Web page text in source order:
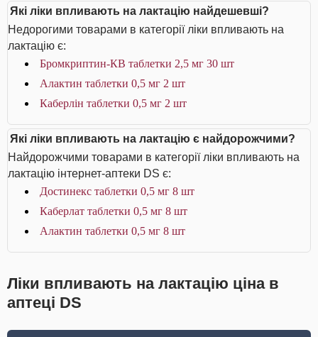
Які ліки впливають на лактацію найдешевші?
Недорогими товарами в категорії ліки впливають на
лактацію є:
Бромкриптин-КВ таблетки 2,5 мг 30 шт
Алактин таблетки 0,5 мг 2 шт
Каберлін таблетки 0,5 мг 2 шт
Які ліки впливають на лактацію є найдорожчими?
Найдорожчими товарами в категорії ліки впливають на
лактацію інтернет-аптеки DS є:
Достинекс таблетки 0,5 мг 8 шт
Каберлат таблетки 0,5 мг 8 шт
Алактин таблетки 0,5 мг 8 шт
Ліки впливають на лактацію ціна в
аптеці DS